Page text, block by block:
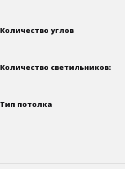
Количество углов
Количество светильников:
Тип потолка